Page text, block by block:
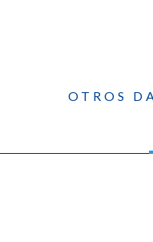
OTROS